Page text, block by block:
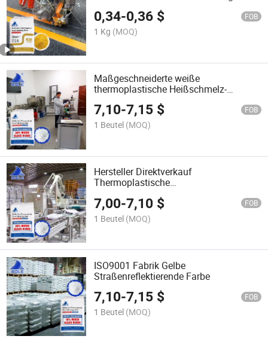
Thermoplaststraßenmarkierungsfarbe
0,34-0,36 $ FOB
1 Kg (MOQ)
Maßgeschneiderte weiße
thermoplastische Heißschmelz-
Straßenmarkierungsfarbe
7,10-7,15 $ FOB
1 Beutel (MOQ)
Hersteller Direktverkauf
Thermoplastische
7,00-7,10 $ FOB
1 Beutel (MOQ)
ISO9001 Fabrik Gelbe
Straßenreflektierende Farbe
7,10-7,15 $ FOB
1 Beutel (MOQ)